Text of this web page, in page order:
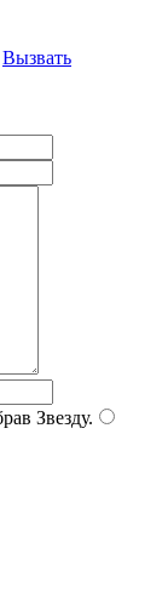
Вызвать
Звезду.